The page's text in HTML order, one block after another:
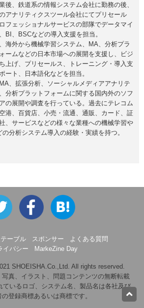
後、鉄道系の情報システム会社に勤務の後、
アナリティクスツール会社にてプリセール
フェッショナルサービスの部隊でデータマイ
BI、BSCなどの導入支援を担当。
海外から機械学習システム、MA、分析プラ
ームなどの日本市場への展開を支援し、ビジ
上げ、プリセールス、トレーニング・導入支
ート、日本語化などを担当。
、拡張分析、ソーシャルメディアアナリテ
分析プラットフォームに関する国内外のソフ
の展開や調査を行っている。過去にテレコム
港、百貨店、小売・流通、通販、カード、証
、サービスなどの様々な業種への機械学習や
の分析システム導入の経験・実績を持つ。
ーブル スポンサー
よくある質問
イバシー
MarkeZine Day
SHOEISHA.Co.,Ltd. All rights reserved.
真、イラスト、問題コンテンツの無断転載
ているロゴ、システム名、製品名は各社及び
登録商標あるいは商標です。